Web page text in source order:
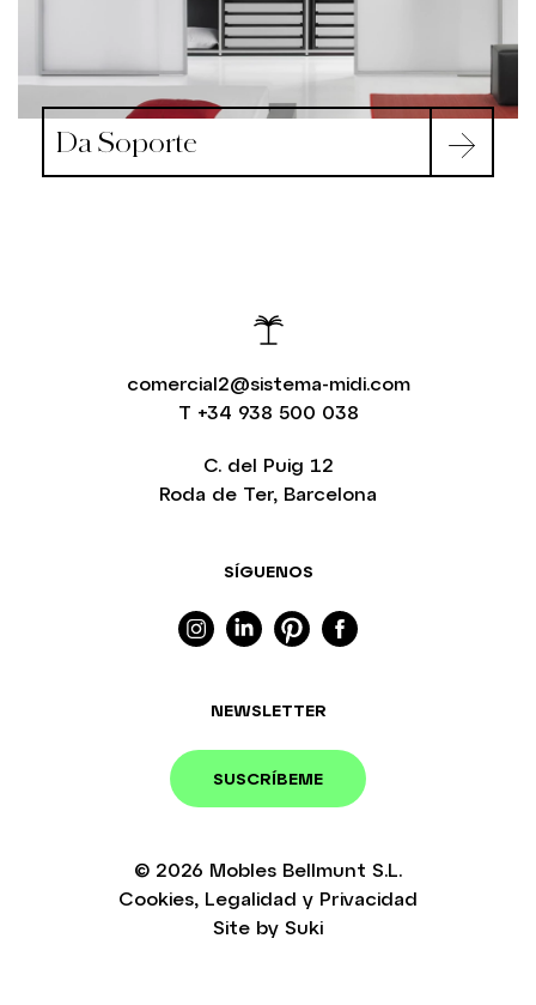
Da Soporte
comercial2@sistema-midi.com
T +34 938 500 038
SÍGUENOS
NEWSLETTER
SUSCRÍBEME
C. del Puig 12
Roda de Ter, Barcelona
© 2026 Mobles Bellmunt S.L.
Cookies, Legalidad y Privacidad
Site by Suki